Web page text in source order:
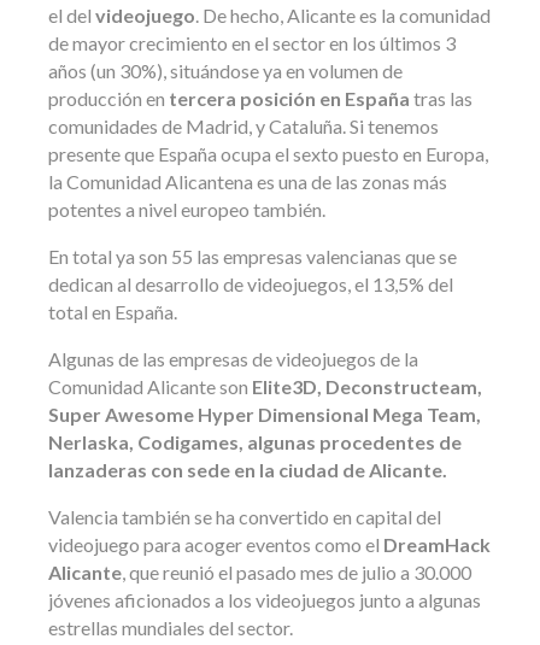
el del videojuego . De hecho, Alicante es la comunidad
de mayor crecimiento en el sector en los últimos 3
años (un 30%), situándose ya en volumen de
producción en tercera posición en España tras las
comunidades de Madrid, y Cataluña. Si tenemos
presente que España ocupa el sexto puesto en Europa,
la Comunidad Alicantena es una de las zonas más
potentes a nivel europeo también.
En total ya son 55 las empresas valencianas que se
dedican al desarrollo de videojuegos, el 13,5% del
total en España.
Algunas de las empresas de videojuegos de la
Comunidad Alicante son Elite3D, Deconstructeam,
Super Awesome Hyper Dimensional Mega Team,
Nerlaska, Codigames, algunas procedentes de
lanzaderas con sede en la ciudad de Alicante.
Valencia también se ha convertido en capital del
videojuego para acoger eventos como el DreamHack
Alicante , que reunió el pasado mes de julio a 30.000
jóvenes aficionados a los videojuegos junto a algunas
estrellas mundiales del sector.